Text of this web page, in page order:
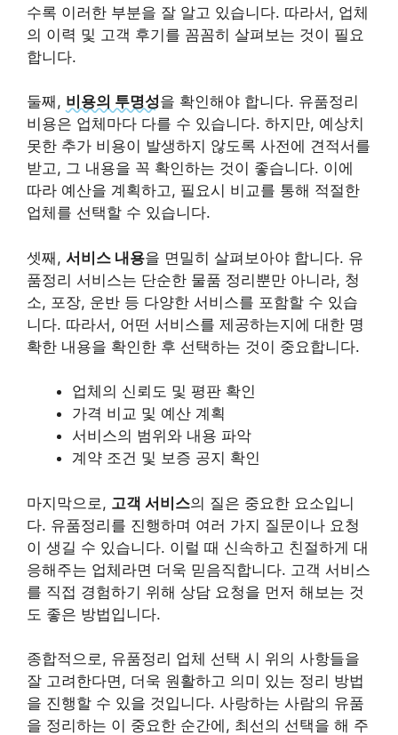
수록 이러한 부분을 잘 알고 있습니다. 따라서, 업체
의 이력 및 고객 후기를 꼼꼼히 살펴보는 것이 필요
합니다.
둘째, 비용의 투명성을 확인해야 합니다. 유품정리
비용은 업체마다 다를 수 있습니다. 하지만, 예상치
못한 추가 비용이 발생하지 않도록 사전에 견적서를
받고, 그 내용을 꼭 확인하는 것이 좋습니다. 이에
따라 예산을 계획하고, 필요시 비교를 통해 적절한
업체를 선택할 수 있습니다.
셋째, 서비스 내용을 면밀히 살펴보아야 합니다. 유
품정리 서비스는 단순한 물품 정리뿐만 아니라, 청
소, 포장, 운반 등 다양한 서비스를 포함할 수 있습
니다. 따라서, 어떤 서비스를 제공하는지에 대한 명
확한 내용을 확인한 후 선택하는 것이 중요합니다.
업체의 신뢰도 및 평판 확인
가격 비교 및 예산 계획
서비스의 범위와 내용 파악
계약 조건 및 보증 공지 확인
마지막으로, 고객 서비스의 질은 중요한 요소입니
다. 유품정리를 진행하며 여러 가지 질문이나 요청
이 생길 수 있습니다. 이럴 때 신속하고 친절하게 대
응해주는 업체라면 더욱 믿음직합니다. 고객 서비스
를 직접 경험하기 위해 상담 요청을 먼저 해보는 것
도 좋은 방법입니다.
종합적으로, 유품정리 업체 선택 시 위의 사항들을
잘 고려한다면, 더욱 원활하고 의미 있는 정리 방법
을 진행할 수 있을 것입니다. 사랑하는 사람의 유품
을 정리하는 이 중요한 순간에, 최선의 선택을 해 주